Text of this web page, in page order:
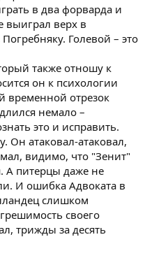
в два форварда и
выиграл верх в
Голевой – это
также отношу к
он к психологии
временной отрезок
немало –
это и исправить.
Он атаковал-атаковал,
видимо, что "Зенит"
А питерцы даже не
И ошибка Адвоката в
слишком
своего
трижды за десять